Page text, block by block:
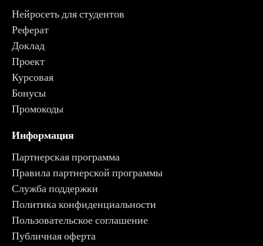
Нейросеть для студентов
Реферат
Доклад
Проект
Курсовая
Бонусы
Промокоды
Информация
Партнерская программа
Правила партнерской программы
Служба поддержки
Политика конфиденциальности
Пользовательское соглашение
Публичная оферта